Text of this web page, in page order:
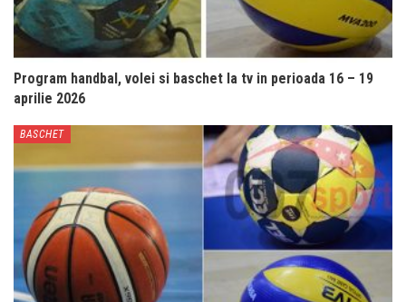
Program handbal, volei si baschet la tv in perioada 16 – 19
aprilie 2026
BASCHET